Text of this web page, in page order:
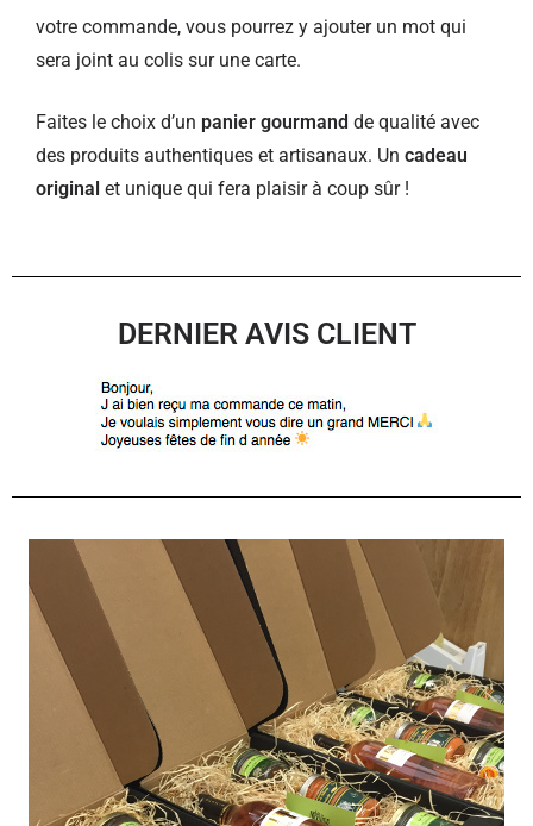
votre commande, vous pourrez y ajouter un mot qui
sera joint au colis sur une carte.
Faites le choix d’un panier gourmand de qualité avec
des produits authentiques et artisanaux. Un cadeau
original et unique qui fera plaisir à coup sûr !
DERNIER AVIS CLIENT